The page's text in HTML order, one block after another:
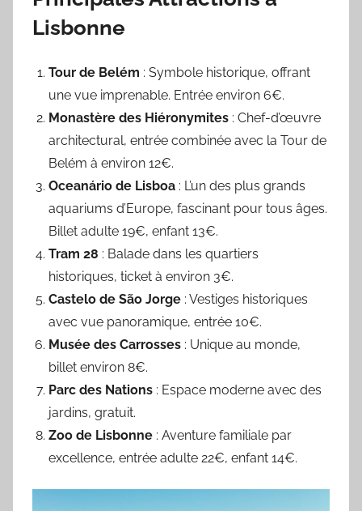
Lisbonne
Tour de Belém : Symbole historique, offrant
une vue imprenable. Entrée environ 6€.
Monastère des Hiéronymites : Chef-d’œuvre
architectural, entrée combinée avec la Tour de
Belém à environ 12€.
Oceanário de Lisboa : L’un des plus grands
aquariums d’Europe, fascinant pour tous âges.
Billet adulte 19€, enfant 13€.
Tram 28 : Balade dans les quartiers
historiques, ticket à environ 3€.
Castelo de São Jorge : Vestiges historiques
avec vue panoramique, entrée 10€.
Musée des Carrosses : Unique au monde,
billet environ 8€.
Parc des Nations : Espace moderne avec des
jardins, gratuit.
Zoo de Lisbonne : Aventure familiale par
excellence, entrée adulte 22€, enfant 14€.